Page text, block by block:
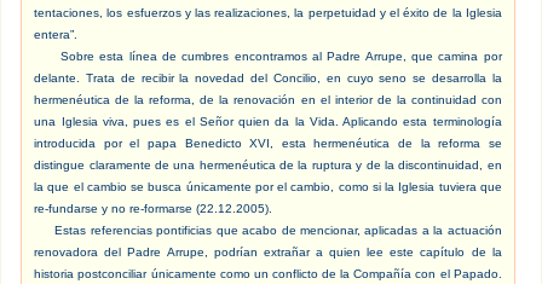
tentaciones, los esfuerzos y las realizaciones, la perpetuidad y el éxito de la Iglesia
entera”.
Sobre esta línea de cumbres encontramos al Padre Arrupe, que camina por
delante. Trata de recibir la novedad del Concilio, en cuyo seno se desarrolla la
hermenéutica de la reforma, de la renovación en el interior de la continuidad con
una Iglesia viva, pues es el Señor quien da la Vida. Aplicando esta terminología
introducida por el papa Benedicto XVI, esta hermenéutica de la reforma se
distingue claramente de una hermenéutica de la ruptura y de la discontinuidad, en
la que el cambio se busca únicamente por el cambio, como si la Iglesia tuviera que
re-fundarse y no re-formarse (22.12.2005).
Estas referencias pontificias que acabo de mencionar, aplicadas a la actuación
renovadora del Padre Arrupe, podrían extrañar a quien lee este capítulo de la
historia postconciliar únicamente como un conflicto de la Compañía con el Papado.